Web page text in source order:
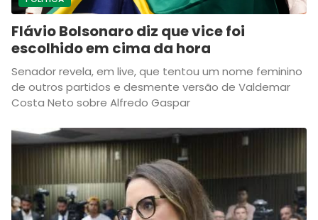
Flávio Bolsonaro diz que vice foi
escolhido em cima da hora
Senador revela, em live, que tentou um nome feminino
de outros partidos e desmente versão de Valdemar
Costa Neto sobre Alfredo Gaspar